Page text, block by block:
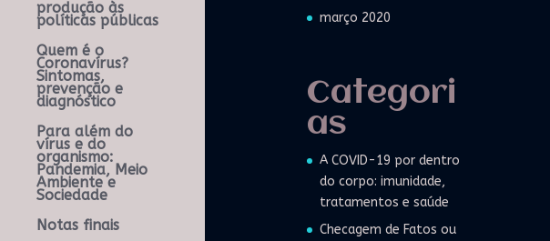
produção às
políticas públicas
Quem é o
Coronavírus?
Sintomas,
prevenção e
diagnóstico
Para além do
vírus e do
organismo:
Pandemia, Meio
Ambiente e
Sociedade
Notas finais
março 2020
Categori
as
A COVID-19 por dentro
do corpo: imunidade,
tratamentos e saúde
Checagem de Fatos ou